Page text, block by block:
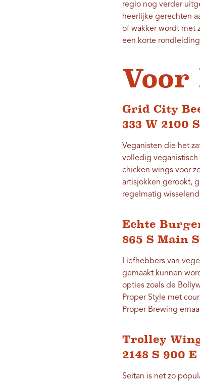
regio nog verder
heerlijke gerechten
of wakker wordt met
een korte
Voor
Grid City
333 W 2100 S
Veganisten die het
volledig
chicken wings voor
artisjokken gerookt,
regelmatig
Echte
865 S Main
Liefhebbers van
gemaakt kunnen
opties zoals de
Proper Style met
Proper Brewing
Trolley
2148 S 900 E
Seitan is net zo